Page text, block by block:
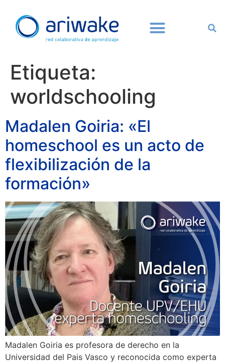
Etiqueta:
worldschooling
Madalen Goiria: «El
homeschool es un acto de
flexibilización de la
formación»
Madalen Goiria es profesora de derecho en la
Universidad del Pais Vasco y reconocida como experta